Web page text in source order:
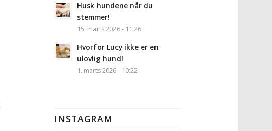
Husk hundene når du
stemmer!
15. marts 2026 - 11:26
Hvorfor Lucy ikke er en
ulovlig hund!
1. marts 2026 - 10:22
INSTAGRAM